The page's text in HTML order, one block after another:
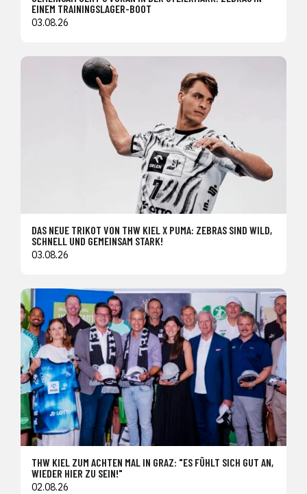
EINEM TRAININGSLAGER-BOOT
03.08.26
DAS NEUE TRIKOT VON THW KIEL X PUMA: ZEBRAS SIND WILD,
SCHNELL UND GEMEINSAM STARK!
03.08.26
THW KIEL ZUM ACHTEN MAL IN GRAZ: "ES FÜHLT SICH GUT AN,
WIEDER HIER ZU SEIN!"
02.08.26